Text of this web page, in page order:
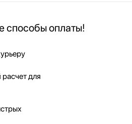
способы оплаты!
для